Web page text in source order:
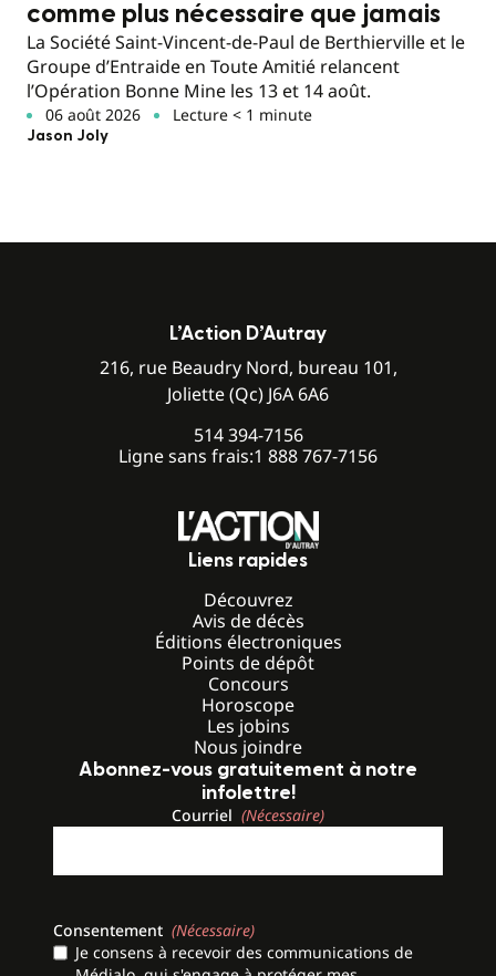
comme plus nécessaire que jamais
La Société Saint-Vincent-de-Paul de Berthierville et le
Groupe d’Entraide en Toute Amitié relancent
l’Opération Bonne Mine les 13 et 14 août.
06 août 2026 Lecture < 1 minute
Jason Joly
L’Action D’Autray
216, rue Beaudry Nord, bureau 101,
Joliette (Qc) J6A 6A6
514 394-7156
Ligne sans frais:1 888 767-7156
Liens rapides
Découvrez
Avis de décès
Éditions électroniques
Points de dépôt
Concours
Horoscope
Les jobins
Nous joindre
Abonnez-vous gratuitement à notre
infolettre!
Courriel (Nécessaire)
Consentement (Nécessaire)
Je consens à recevoir des communications de